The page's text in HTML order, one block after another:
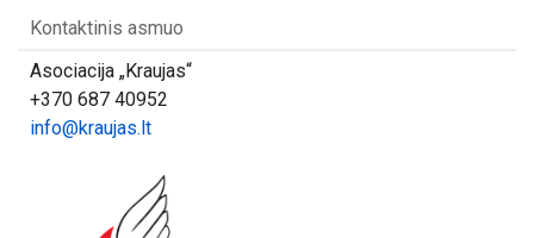
Kontaktinis asmuo
Asociacija „Kraujas“
+370 687 40952
info@kraujas.lt